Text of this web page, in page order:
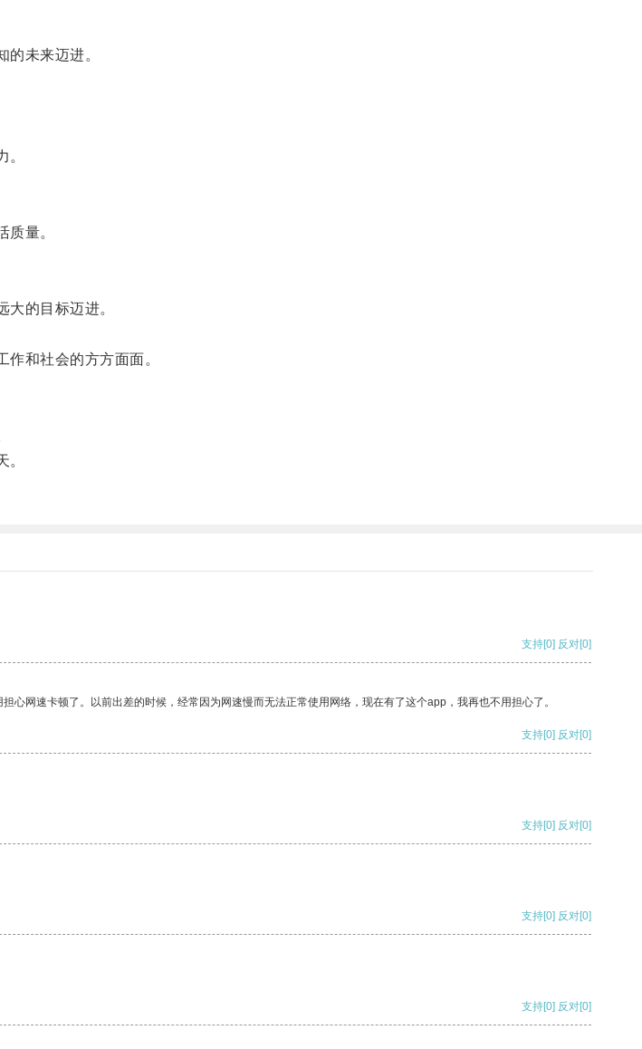
未来迈进。
量。
的目标迈进。
和社会的方方面面。
支持[0] 反对[0]
网速卡顿了。以前出差的时候，经常因为网速慢而无法正常使用网络，现在有了这个app，我再也不用担心了。
支持[0] 反对[0]
支持[0] 反对[0]
支持[0] 反对[0]
支持[0] 反对[0]